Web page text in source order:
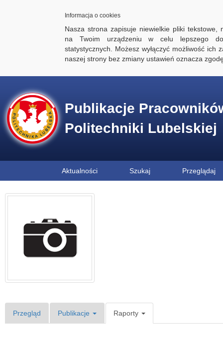
Informacja o cookies
Nasza strona zapisuje niewielkie pliki tekstowe,
na Twoim urządzeniu w celu lepszego
statystycznych. Możesz wyłączyć możliwość ich
naszej strony bez zmiany ustawień oznacza
Publikacje
Politechniki Lubelskiej
Aktualności Szukaj Przeglądaj
Przegląd Publikacje Raporty